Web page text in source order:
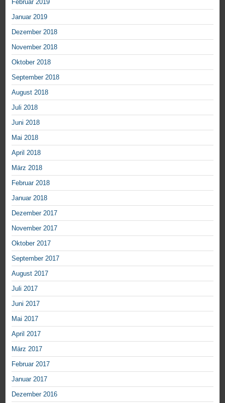
Februar 2019
Januar 2019
Dezember 2018
November 2018
Oktober 2018
September 2018
August 2018
Juli 2018
Juni 2018
Mai 2018
April 2018
März 2018
Februar 2018
Januar 2018
Dezember 2017
November 2017
Oktober 2017
September 2017
August 2017
Juli 2017
Juni 2017
Mai 2017
April 2017
März 2017
Februar 2017
Januar 2017
Dezember 2016